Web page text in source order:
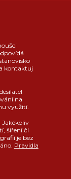
kontaktuj
na
využití.
šíření či
je bez
Pravidla